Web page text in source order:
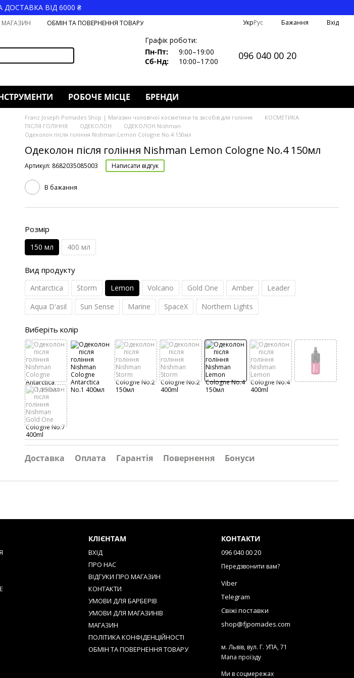
ВІД 6000 ₴
МАГАЗИН ОБМІН ТА ПОВЕРНЕННЯ ТОВАРУ УкрРус Бажання Вхід
Графік роботи:
Пн-Пт:
9:00–19:00
Сб-Нд:
10:00–17:00 096 040 00 20
РОБОЧЕ МІСЦЕ БРЕНДИ
Franz Joseph Pomades Shop | Магазин чоловічої косметики та засобів для гоління
КОСМЕТИКА
ПІСЛЯ ГОЛІННЯ
ОДЕКОЛОН
ОДЕКОЛОН Nishman
Одеколон після гоління Nishman Lemon Cologne No.4 150мл
Одеколон після гоління Nishman Lemon Cologne No.4 150мл
Артикул: 8682035085003 Написати відгук
В бажання
Розмір
150 мл 400 мл
Вид продукту
Antarctica Storm Lemon Volcano Gold One Amber
Leader
Aqua D'asil
Sun Sense Marine SpaceX Northern Lights
Виберіть колір
Доставка Оплата Гарантія Повернення Бонуси
КЛІЄНТАМ
ВХІД
ПРО НАС
ВІДГУКИ ПРО МАГАЗИН
КОНТАКТИ
УМОВИ ДЛЯ БАРБЕРІВ
УМОВИ ДЛЯ МАГАЗИНІВ
МАГАЗИН
ПОЛІТИКА КОНФІДЕНЦІЙНОСТІ
ОБМІН ТА ПОВЕРНЕННЯ ТОВАРУ
КОНТАКТИ
096 040 00 20
Передзвонити вам?
Viber
Telegram
Свіжі поставки
shop@fjpomades.com
м. Львів, вул. Г. УПА, 71
Мапа проїзду
Ми в соцмережах